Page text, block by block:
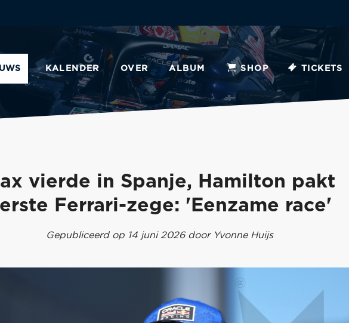
KALENDER OVER ALBUM SHOP TICKETS
vierde in Spanje, Hamilton pakt
Ferrari-zege: 'Eenzame race'
Gepubliceerd op 14 juni 2026 door Yvonne Huijs